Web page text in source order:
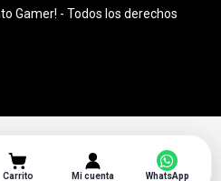
Gamer! - Todos los derechos
Carrito Mi cuenta